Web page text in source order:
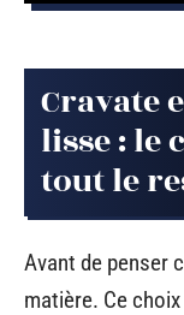
Cravate
lisse : le
tout le
Avant de penser
matière. Ce